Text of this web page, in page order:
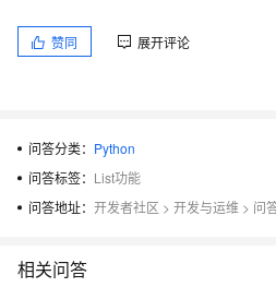
赞同 展开评论
问答分类： Python
问答标签： List功能
问答地址： 开发者社区 > 开发与运维 > 问
相关问答